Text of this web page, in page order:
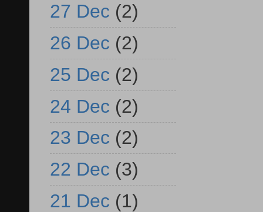
27 Dec (2)
26 Dec (2)
25 Dec (2)
24 Dec (2)
23 Dec (2)
22 Dec (3)
21 Dec (1)